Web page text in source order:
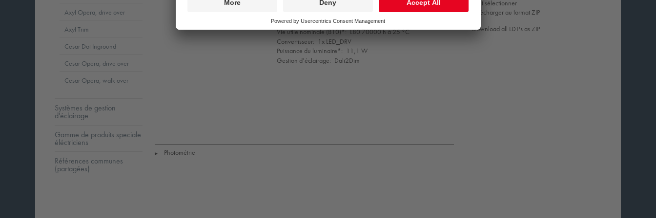
Tout sélectionner
Télécharger au format ZIP
Download all LDT's as ZIP
Indice min. de rendu des couleurs:
2700 Kelvin
Tolérance de la couleur (MacAdam intial):
Vie utile nominale (B10)*: L80 70000 h à 25 °C
Convertisseur: 1x LED_DRV
Puissance du luminaire*: 11,1 W
Gestion d’éclairage: Dali2Dim
▶ Photométrie
Axyl Opera, drive over
Axyl Trim
Cesar Dot Inground
Cesar Opera, drive over
Cesar Opera, walk over
Systèmes de gestion
d'éclairage
Gamme de produits speciale
éléctriciens
Références communes
(partagées)